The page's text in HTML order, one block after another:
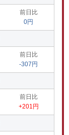
前日比
0円
前日比
-307円
前日比
+201円